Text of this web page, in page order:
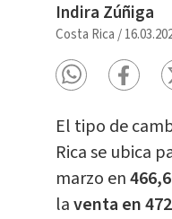
Indira Zúñiga
Costa Rica /
El tipo de
Rica se ubica
marzo en
laventa en